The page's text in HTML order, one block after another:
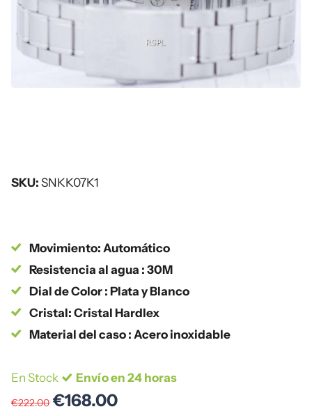
SKU:SNKK07K1
Movimiento: Automático
Resistencia al agua : 30M
Dial de Color : Plata y Blanco
Cristal: Cristal Hardlex
Material del caso : Acero inoxidable
En Stock Envío en 24 horas
€222.00 €168.00